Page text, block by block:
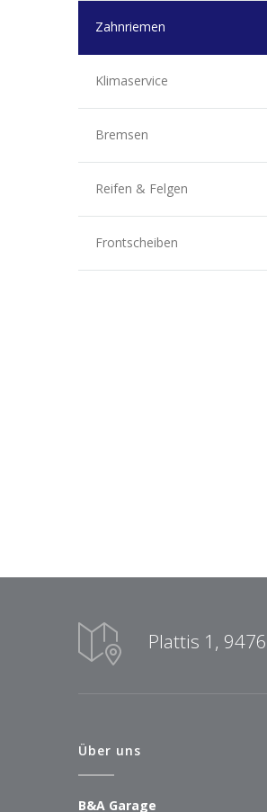
Zahnriemen
Klimaservice
Bremsen
Reifen & Felgen
Frontscheiben
Plattis 1,
Über uns
B&A Garage